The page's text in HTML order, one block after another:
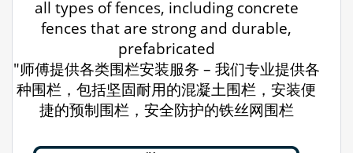
all types of fences, including concrete
fences that are strong and durable,
prefabricated
"师傅提供各类围栏安装服务 – 我们专业提供各
种围栏，包括坚固耐用的混凝土围栏，安装便
捷的预制围栏，安全防护的铁丝网围栏